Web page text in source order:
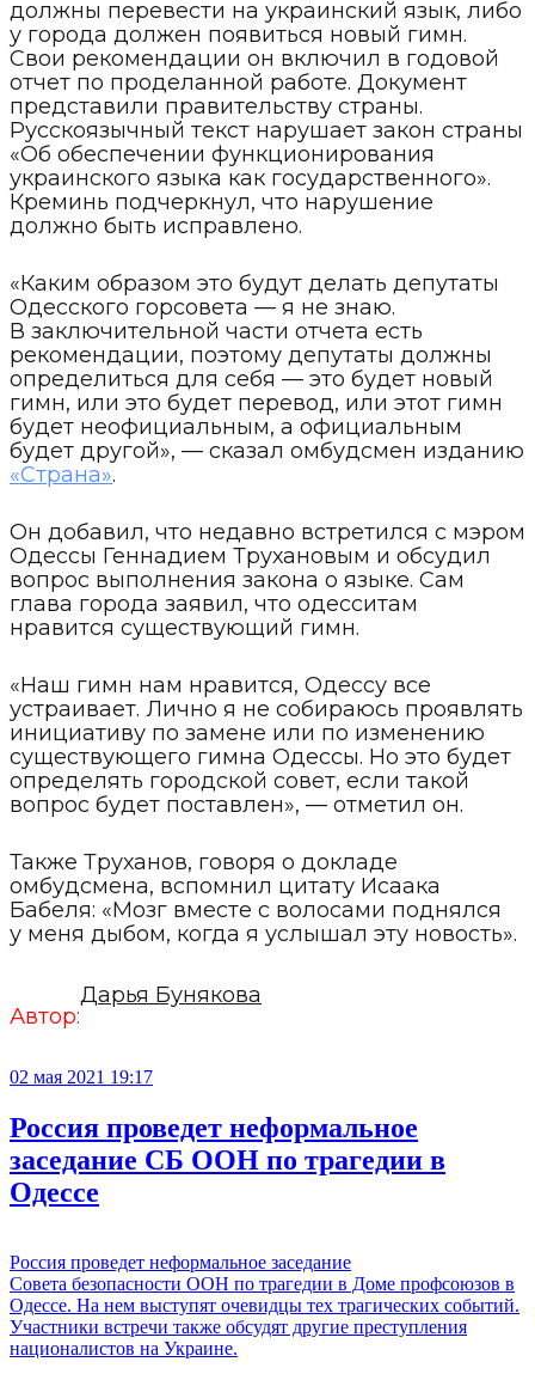
должны перевести на украинский язык, либо
у города должен появиться новый гимн.
Свои рекомендации он включил в годовой
отчет по проделанной работе. Документ
представили правительству страны.
Русскоязычный текст нарушает закон страны
«Об обеспечении функционирования
украинского языка как государственного».
Креминь подчеркнул, что нарушение
должно быть исправлено.
«Каким образом это будут делать депутаты
Одесского горсовета — я не знаю.
В заключительной части отчета есть
рекомендации, поэтому депутаты должны
определиться для себя — это будет новый
гимн, или это будет перевод, или этот гимн
будет неофициальным, а официальным
будет другой», — сказал омбудсмен изданию
«Страна».
Он добавил, что недавно встретился с мэром
Одессы Геннадием Трухановым и обсудил
вопрос выполнения закона о языке. Сам
глава города заявил, что одесситам
нравится существующий гимн.
«Наш гимн нам нравится, Одессу все
устраивает. Лично я не собираюсь проявлять
инициативу по замене или по изменению
существующего гимна Одессы. Но это будет
определять городской совет, если такой
вопрос будет поставлен», — отметил он.
Также Труханов, говоря о докладе
омбудсмена, вспомнил цитату Исаака
Бабеля: «Мозг вместе с волосами поднялся
у меня дыбом, когда я услышал эту новость».
Автор:
Дарья Бунякова
02 мая 2021 19:17
Россия проведет неформальное
заседание СБ ООН по трагедии в
Одессе
Россия проведет неформальное заседание
Совета безопасности ООН по трагедии в Доме профсоюзов в
Одессе. На нем выступят очевидцы тех трагических событий.
Участники встречи также обсудят другие преступления
националистов на Украине.